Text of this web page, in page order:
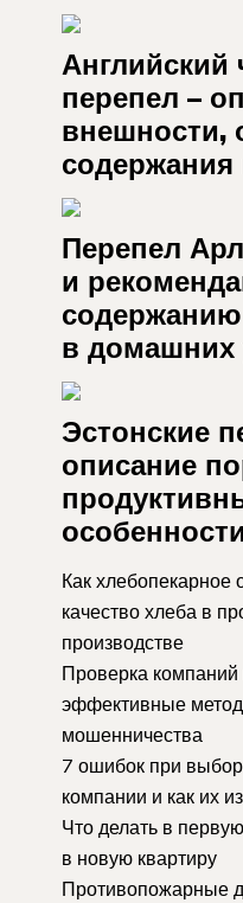
Английский
перепел –
внешности,
Перепел
и
в домашних
Эстонские
описание
особенности
Как хлебопекарное
качество хлеба в
производстве
Проверка компаний
эффективные
мошенничества
7 ошибок при
компании и как их
Что делать в
в новую квартиру
Противопожарные